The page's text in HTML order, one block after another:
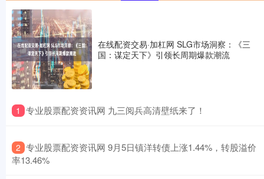
在线配资交易·加杠网 SLG市场洞察：《三
国：谋定天下》引领长周期爆款潮流
1 ​专业股票配资资讯网 九三阅兵高清壁纸来了！
2 ​专业股票配资资讯网 9月5日镇洋转债上涨1.44%，转股溢价
率13.46%